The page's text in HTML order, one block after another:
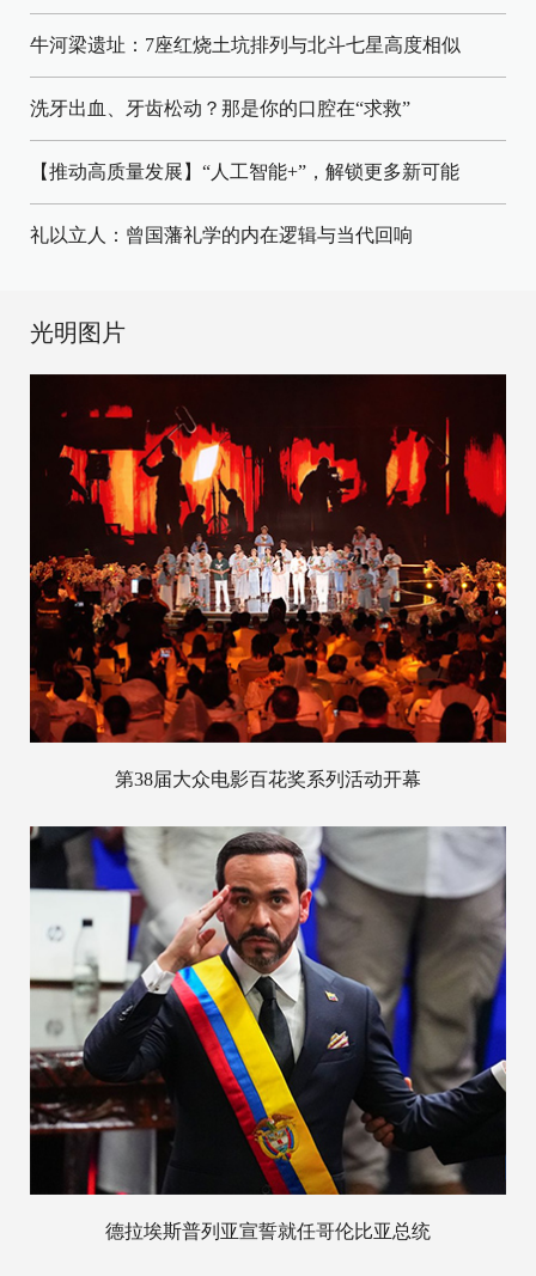
牛河梁遗址：7座红烧土坑排列与北斗七星高度相似
洗牙出血、牙齿松动？那是你的口腔在“求救”
【推动高质量发展】“人工智能+”，解锁更多新可能
礼以立人：曾国藩礼学的内在逻辑与当代回响
光明图片
第38届大众电影百花奖系列活动开幕
德拉埃斯普列亚宣誓就任哥伦比亚总统